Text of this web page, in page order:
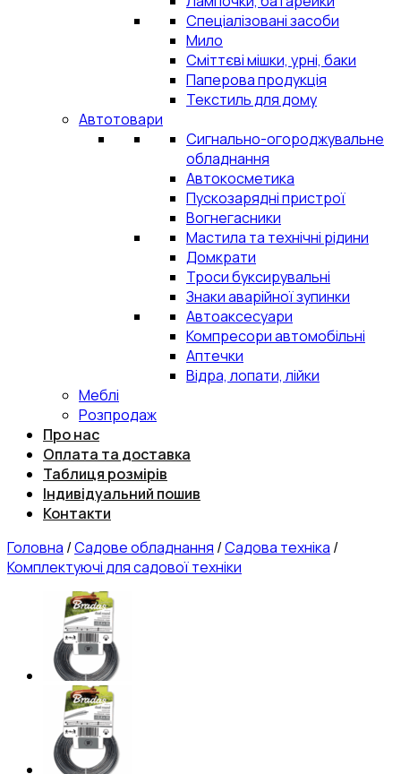
Спеціалізовані засоби
Мило
Сміттєві мішки, урні, баки
Паперова продукція
Текстиль для дому
Автотовари
Сигнально-огороджувальне
обладнання
Автокосметика
Пускозарядні пристрої
Вогнегасники
Мастила та технічні рідини
Домкрати
Троси буксирувальні
Знаки аварійної зупинки
Автоаксесуари
Компресори автомобільні
Аптечки
Відра, лопати, лійки
Меблі
Розпродаж
Про нас
Оплата та доставка
Таблиця розмірів
Індивідуальний пошив
Контакти
Головна /Садове обладнання /Садова техніка /
Комплектуючі для садової техніки